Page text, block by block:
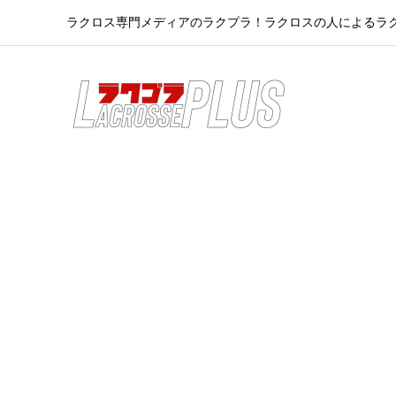
ラクロス専門メディアのラクプラ！ラクロスの人によるラ